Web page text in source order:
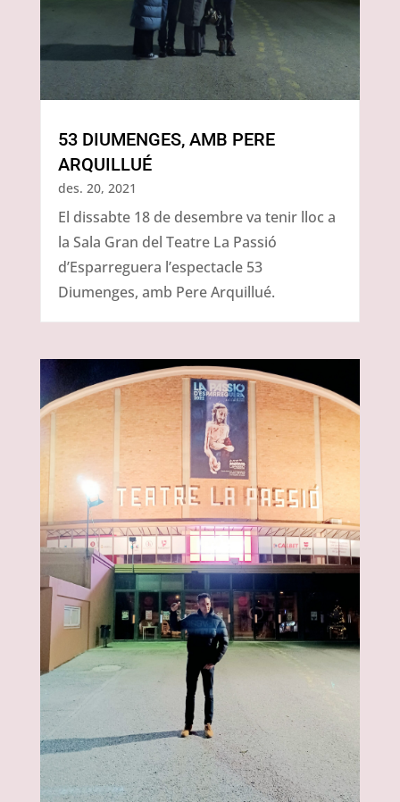
53 DIUMENGES, AMB PERE
ARQUILLUÉ
des. 20, 2021
El dissabte 18 de desembre va tenir lloc a
la Sala Gran del Teatre La Passió
d’Esparreguera l’espectacle 53
Diumenges, amb Pere Arquillué.